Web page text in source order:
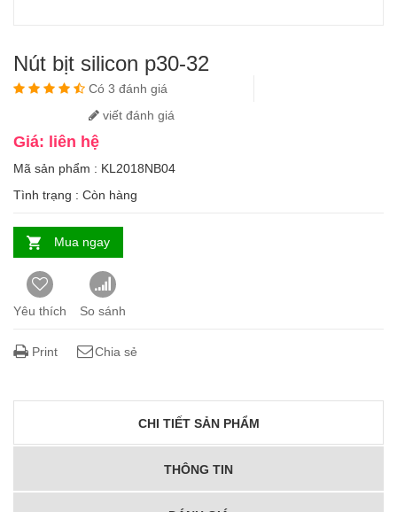
Nút bịt silicon p30-32
Có 3 đánh giá
viết đánh giá
Giá: liên hệ
Mã sản phẩm : KL2018NB04
Tình trạng : Còn hàng
Mua ngay
Yêu thích So sánh
Print Chia sẻ
CHI TIẾT SẢN PHẨM
THÔNG TIN